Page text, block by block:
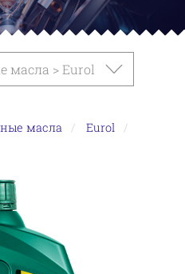
масла > Eurol
масла
Eurol